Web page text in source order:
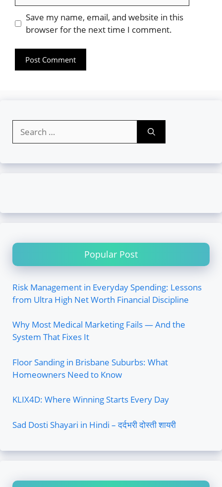
Website
Save my name, email, and website in this
browser for the next time I comment.
for:
Popular Post
Risk Management in Everyday Spending: Lessons
from Ultra High Net Worth Financial Discipline
Why Most Medical Marketing Fails — And the
System That Fixes It
Floor Sanding in Brisbane Suburbs: What
Homeowners Need to Know
KLIX4D: Where Winning Starts Every Day
Sad Dosti Shayari in Hindi – दर्दभरी दोस्ती शायरी